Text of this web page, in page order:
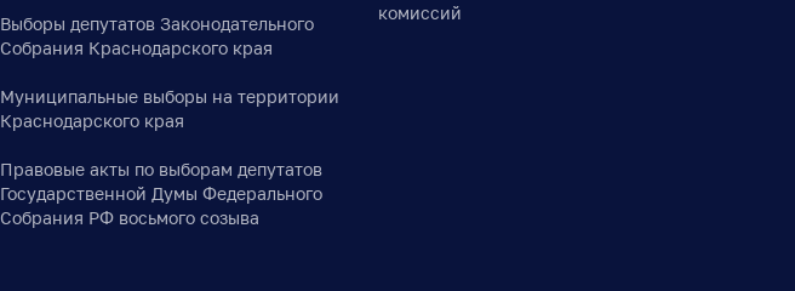
Выборы депутатов Законодательного
Собрания Краснодарского края
Муниципальные выборы на территории
Краснодарского края
Правовые акты по выборам депутатов
Государственной Думы Федерального
Собрания РФ восьмого созыва
комиссий